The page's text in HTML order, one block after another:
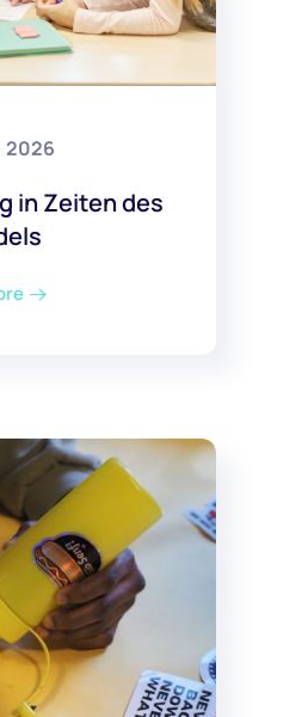
2026
in Zeiten des